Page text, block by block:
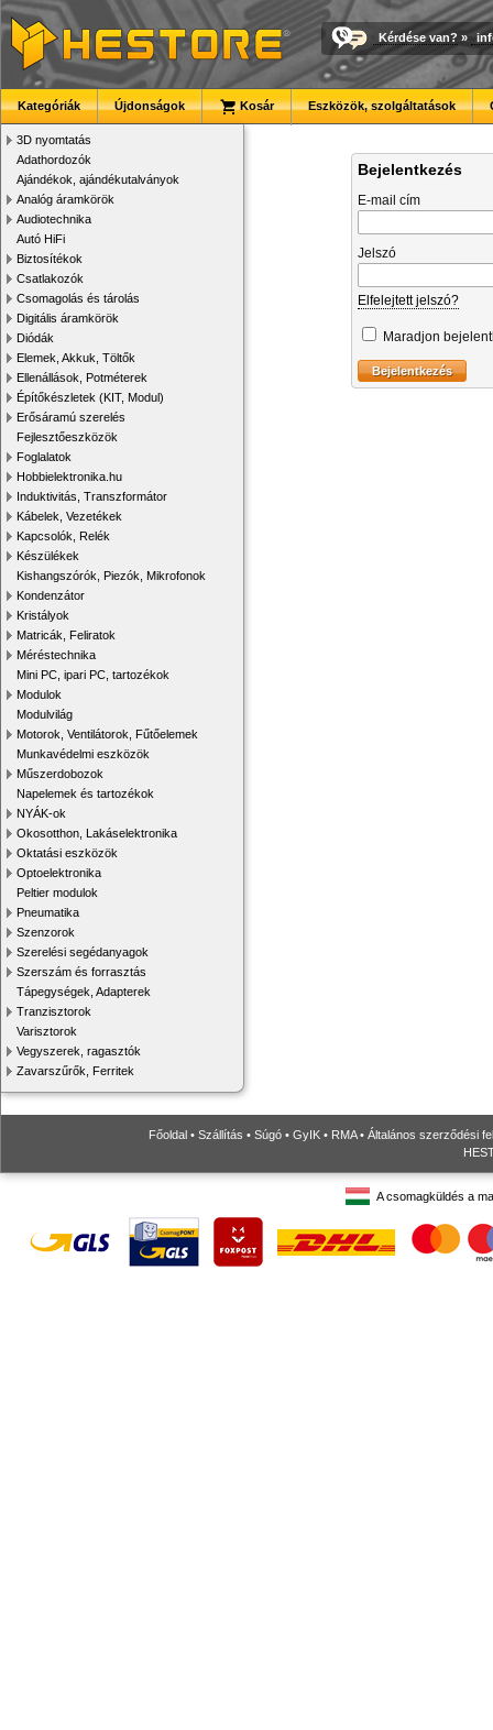
Kérdése van? »
Kategóriák Újdonságok Kosár Eszközök, szolgáltatások
3D nyomtatás
Adathordozók
Ajándékok, ajándékutalványok
Analóg áramkörök
Audiotechnika
Autó HiFi
Biztosítékok
Csatlakozók
Csomagolás és tárolás
Digitális áramkörök
Diódák
Elemek, Akkuk, Töltők
Ellenállások, Potméterek
Építőkészletek (KIT, Modul)
Erősáramú szerelés
Fejlesztőeszközök
Foglalatok
Hobbielektronika.hu
Induktivitás, Transzformátor
Kábelek, Vezetékek
Kapcsolók, Relék
Készülékek
Kishangszórók, Piezók, Mikrofonok
Kondenzátor
Kristályok
Matricák, Feliratok
Méréstechnika
Mini PC, ipari PC, tartozékok
Modulok
Modulvilág
Motorok, Ventilátorok, Fűtőelemek
Munkavédelmi eszközök
Műszerdobozok
Napelemek és tartozékok
NYÁK-ok
Okosotthon, Lakáselektronika
Oktatási eszközök
Optoelektronika
Peltier modulok
Pneumatika
Szenzorok
Szerelési segédanyagok
Szerszám és forrasztás
Tápegységek, Adapterek
Tranzisztorok
Varisztorok
Vegyszerek, ragasztók
Zavarszűrők, Ferritek
Bejelentkezés
E-mail cím
Jelszó
Elfelejtett jelszó?
Maradjon
Főoldal • Szállítás • Súgó • GyIK • RMA• Általános szerződési
A csomagküldés a